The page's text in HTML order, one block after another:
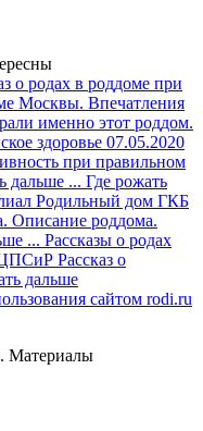
о родах в роддоме при
Москвы. Впечатления
именно этот роддом.
здоровье 07.05.2020
при правильном
дальше ... Где рожать
Родильный дом ГКБ
Описание роддома.
... Рассказы о родах
ЦПСиР Рассказ о
дальше
сайтом rodi.ru
Материалы